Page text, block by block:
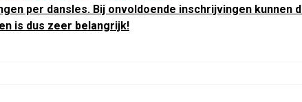
per dansles. Bij onvoldoende inschrijvingen kunnen
is dus zeer belangrijk!